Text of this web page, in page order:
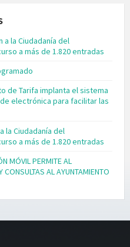
a la Ciudadanía del
a más de 1.820 entradas
de Tarifa implanta el sistema
electrónica para facilitar las
la Ciudadanía del
a más de 1.820 entradas
MÓVIL PERMITE AL
AL AYUNTAMIENTO